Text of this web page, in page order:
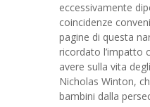
eccessivamente
coincidenze
pagine di questa
ricordato l’impatto
avere sulla vita
Nicholas Winton,
bambini dalla